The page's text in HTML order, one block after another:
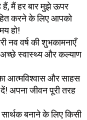
मैं हर बार मुझे ऊपर
करने के लिए आपको
हो!
नव वर्ष की शुभकामनाएँ
स्वास्थ्य और कल्याण
आत्मविश्वास और साहस
अपना जीवन पूरी तरह
बनाने के लिए किसी